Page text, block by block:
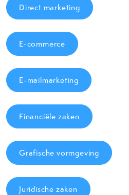
Direct marketing
E-commerce
E-mailmarketing
Financiële zaken
Grafische vormgeving
Juridische zaken